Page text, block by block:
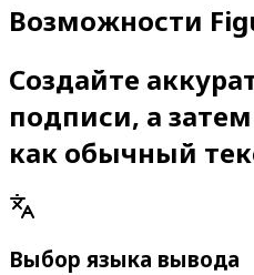
Возможности
Создайте
подписи, а
как обычный
Выбор языка вывода